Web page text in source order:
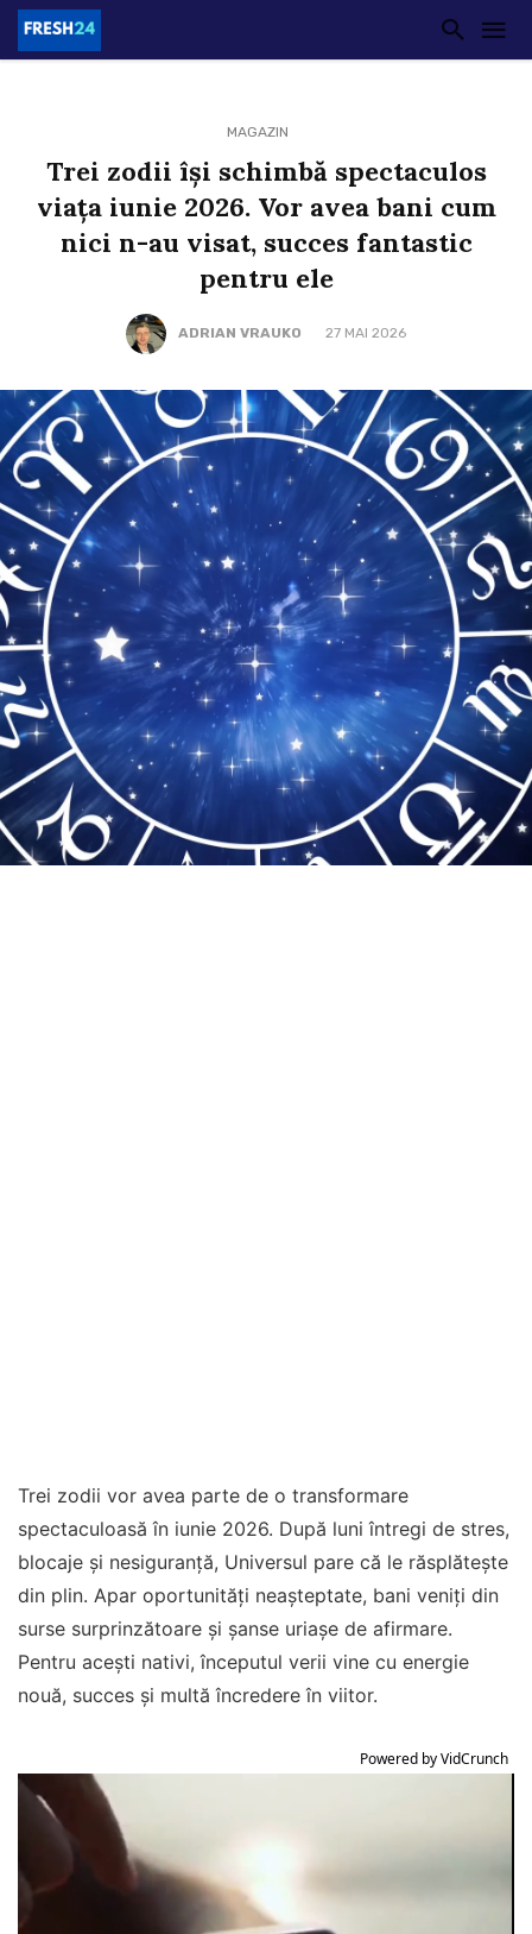
MAGAZIN
Trei zodii își schimbă spectaculos
viața iunie 2026. Vor avea bani cum
nici n-au visat, succes fantastic
pentru ele
ADRIAN VRAUKO 27 MAI 2026
Trei zodii vor avea parte de o transformare
spectaculoasă în iunie 2026. După luni întregi de stres,
blocaje și nesiguranță, Universul pare că le răsplătește
din plin. Apar oportunități neașteptate, bani veniți din
surse surprinzătoare și șanse uriașe de afirmare.
Pentru acești nativi, începutul verii vine cu energie
nouă, succes și multă încredere în viitor.
Powered by VidCrunch